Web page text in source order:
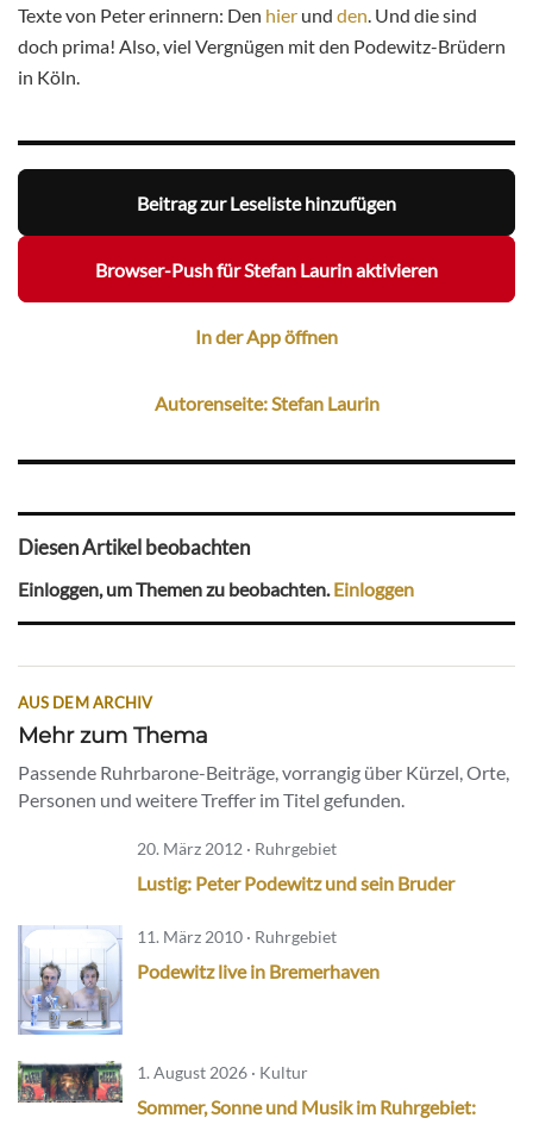
Texte von Peter erinnern: Den hier und den. Und die sind
doch prima! Also, viel Vergnügen mit den Podewitz-Brüdern
in Köln.
Beitrag zur Leseliste hinzufügen
Browser-Push für Stefan Laurin aktivieren
In der App öffnen
Autorenseite: Stefan Laurin
Diesen Artikel beobachten
Einloggen, um Themen zu beobachten.Einloggen
AUS DEM ARCHIV
Mehr zum Thema
Passende Ruhrbarone-Beiträge, vorrangig über Kürzel, Orte,
Personen und weitere Treffer im Titel gefunden.
20. März 2012 · Ruhrgebiet
Lustig: Peter Podewitz und sein Bruder
11. März 2010 · Ruhrgebiet
Podewitz live in Bremerhaven
1. August 2026 · Kultur
Sommer, Sonne und Musik im Ruhrgebiet: